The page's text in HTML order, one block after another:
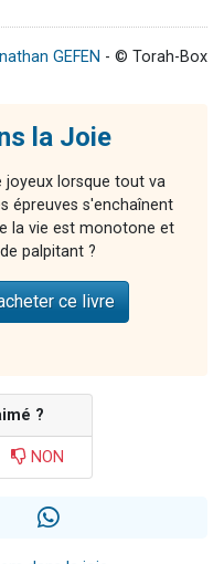
GEFEN - © Torah-Box
la Joie
joyeux lorsque tout va
épreuves s'enchaînent
la vie est monotone et
palpitant ?
ce livre
?
NON